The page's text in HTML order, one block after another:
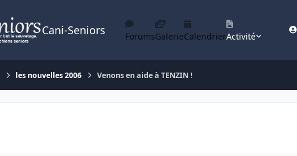
Cani-Seniors ForumsGalerieCalendrierActivité
les nouvelles 2006 Venons en aide à TENZIN !